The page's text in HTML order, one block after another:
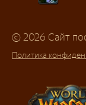
© 2026 Сайт
Политика